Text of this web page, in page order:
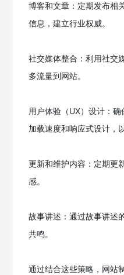
博客和文章：定期发布相
信息，建立行业权威。
社交媒体整合：利用社交
多流量到网站。
用户体验（UX）设计：
加载速度和响应式设计，
更新和维护内容：定期更
感。
故事讲述：通过故事讲述
共鸣。
通过结合这些策略，网站